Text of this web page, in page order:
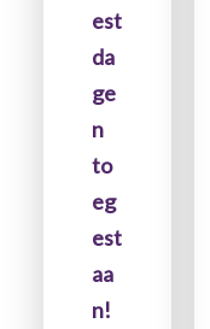
est
da
ge
n
to
eg
est
aa
n!